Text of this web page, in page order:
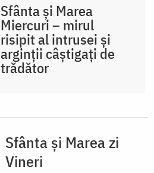
Sfânta și Marea
Miercuri – mirul
risipit al intrusei și
arginții câștigați de
trădător
Sfânta și Marea zi
Vineri